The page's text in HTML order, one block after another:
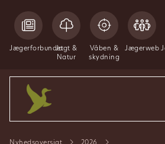
JægerforbundetJagt &
Natur
Våben &
skydning
Jægerweb